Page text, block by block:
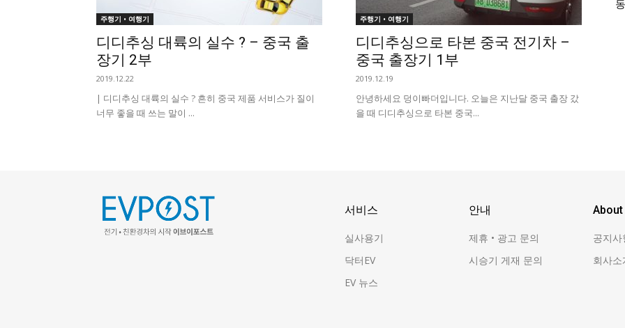
주행기 • 여행기
디디추싱 대륙의 실수 ? – 중국 출
장기 2부
2019.12.22
| 디디추싱 대륙의 실수 ? 흔히 중국 제품 서비스가 질이
너무 좋을 때 쓰는 말이 ...
주행기 • 여행기
디디추싱으로 타본 중국 전기차 –
중국 출장기 1부
2019.12.19
안녕하세요 덩이빠더입니다. 오늘은 지난달 중국 출장 갔
을 때 디디추싱으로 타본 중국...
서비스
실사용기
닥터EV
EV 뉴스
안내
제휴 • 광고 문의
시승기 게재 문의
About
공지사
회사소